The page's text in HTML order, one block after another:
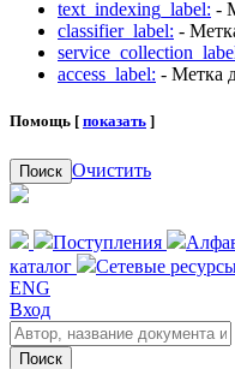
text_indexing_label: -
classifier_label: -
access_label: - Метка
Помощь [ показать ]
Поиск Очистить
Поступления
каталог
Сетевые
ENG
Вход
Поиск